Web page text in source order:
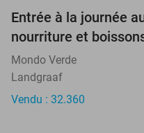
Entrée à la journée
nourriture et
Mondo Verde
Landgraaf
Vendu : 32.360